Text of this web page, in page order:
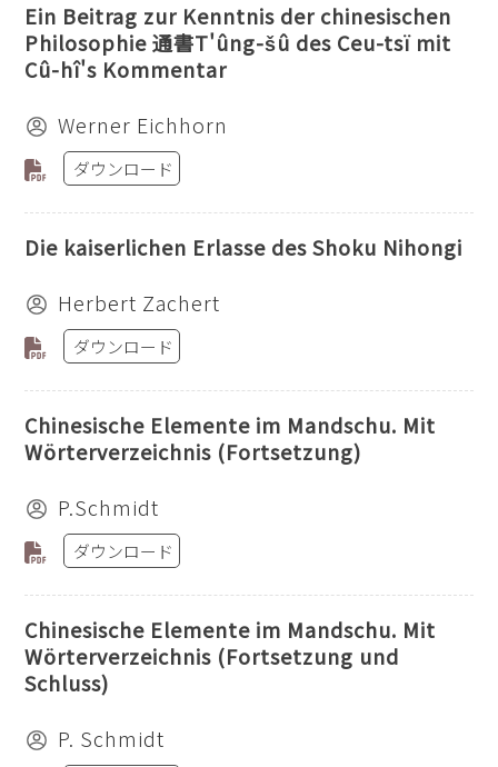
Ein Beitrag zur Kenntnis der chinesischen
Philosophie 通書T'ûng-šû des Ceu-tsï mit
Cû-hî's Kommentar
Werner Eichhorn
ダウンロード
Die kaiserlichen Erlasse des Shoku Nihongi
Herbert Zachert
ダウンロード
Chinesische Elemente im Mandschu. Mit
Wörterverzeichnis (Fortsetzung)
P.Schmidt
ダウンロード
Chinesische Elemente im Mandschu. Mit
Wörterverzeichnis (Fortsetzung und
Schluss)
P. Schmidt